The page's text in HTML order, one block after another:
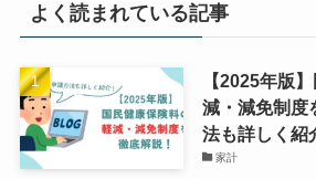
よく読まれている記事
【2025年版
減・減免制度
法も詳しく紹
家計